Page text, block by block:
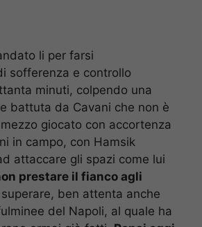
li per farsi
sofferenza e controllo
minuti, colpendo una
battuta da Cavani che non è
giocato con accortenza
in campo, con Hamsik
attaccare gli spazi come lui
prestare il fianco agli
ben attenta anche
del Napoli, al quale ha